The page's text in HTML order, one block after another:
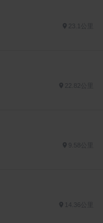
9.58公里
14.36公里